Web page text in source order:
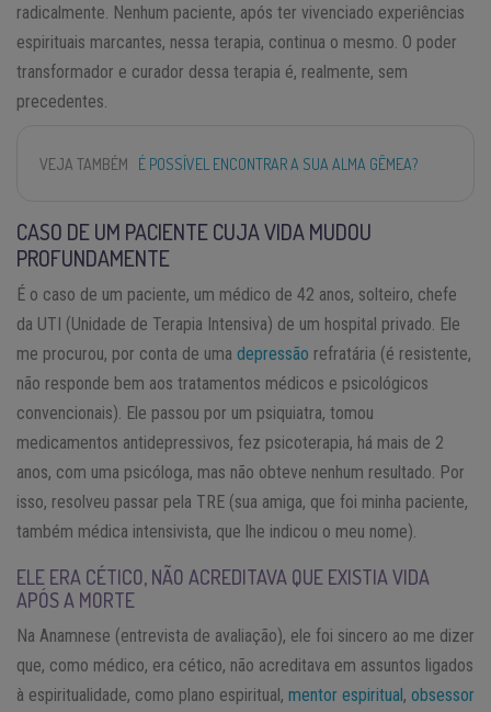
radicalmente. Nenhum paciente, após ter vivenciado experiências
espirituais marcantes, nessa terapia, continua o mesmo. O poder
transformador e curador dessa terapia é, realmente, sem
precedentes.
VEJA TAMBÉM É POSSÍVEL ENCONTRAR A SUA ALMA GÊMEA?
CASO DE UM PACIENTE CUJA VIDA MUDOU
PROFUNDAMENTE
É o caso de um paciente, um médico de 42 anos, solteiro, chefe
da UTI (Unidade de Terapia Intensiva) de um hospital privado. Ele
me procurou, por conta de uma depressão refratária (é resistente,
não responde bem aos tratamentos médicos e psicológicos
convencionais). Ele passou por um psiquiatra, tomou
medicamentos antidepressivos, fez psicoterapia, há mais de 2
anos, com uma psicóloga, mas não obteve nenhum resultado. Por
isso, resolveu passar pela TRE (sua amiga, que foi minha paciente,
também médica intensivista, que lhe indicou o meu nome).
ELE ERA CÉTICO, NÃO ACREDITAVA QUE EXISTIA VIDA
APÓS A MORTE
Na Anamnese (entrevista de avaliação), ele foi sincero ao me dizer
que, como médico, era cético, não acreditava em assuntos ligados
à espiritualidade, como plano espiritual, mentor espiritual, obsessor